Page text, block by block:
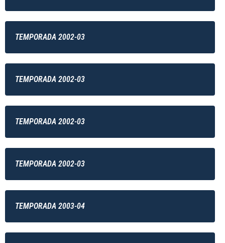
TEMPORADA 2002-03
TEMPORADA 2002-03
TEMPORADA 2002-03
TEMPORADA 2002-03
TEMPORADA 2003-04